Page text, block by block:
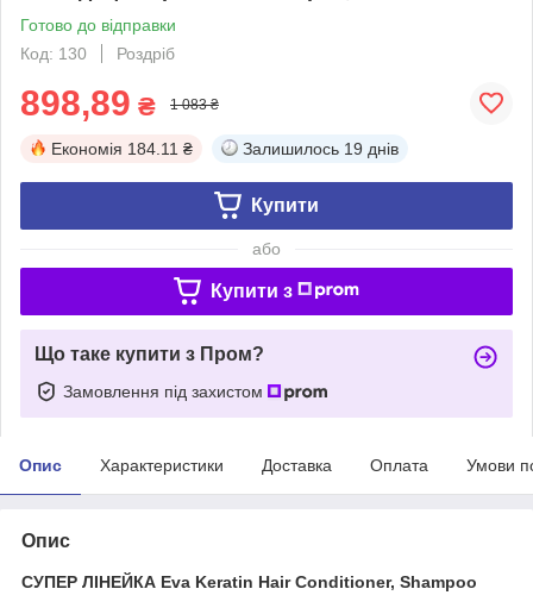
Готово до відправки
Код: 130
Роздріб
898,89 ₴ 1 083 ₴
Економія 184.11 ₴ Залишилось 19 днів
Купити
або
Купити з
Що таке купити з Пром?
Замовлення під захистом
Опис Характеристики Доставка Оплата Умови
Опис
СУПЕР ЛІНЕЙКА Eva Keratin Hair Conditioner, Shampoo